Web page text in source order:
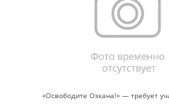
«Освободите Озкана!» — требует